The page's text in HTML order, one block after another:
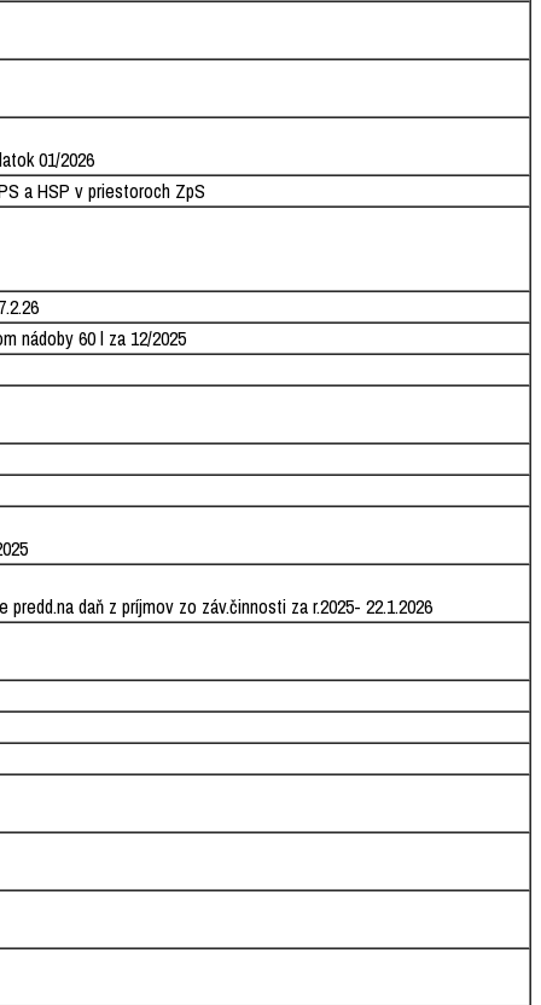
01/2026
a HSP v priestoroch ZpS
nádoby 60 l za 12/2025
daň z príjmov zo záv.činnosti za r.2025- 22.1.2026